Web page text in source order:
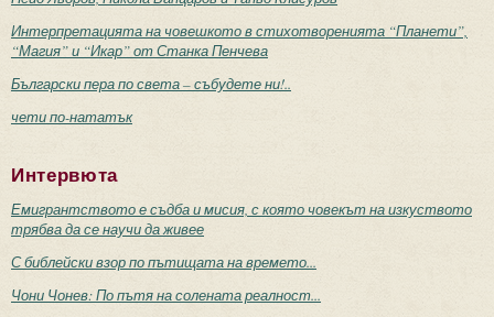
Интерпретацията на човешкото в стихотворенията “Планети”,
“Магия” и “Икар” от Станка Пенчева
Български пера по света – събудете ни!..
чети по-нататък
Интервюта
Емигрантството е съдба и мисия, с която човекът на изкуството
трябва да се научи да живее
С библейски взор по пътищата на времето...
Чони Чонев: По пътя на солената реалност...